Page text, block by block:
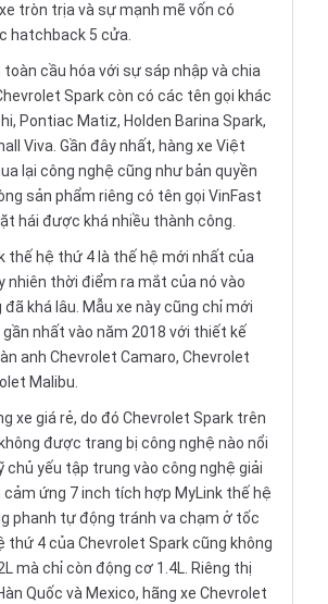
tròn trịa và sự mạnh mẽ vốn có
hatchback 5 cửa.
cầu hóa với sự sáp nhập và chia
Spark còn có các tên gọi khác
Pontiac Matiz, Holden Barina Spark,
Viva. Gần đây nhất, hàng xe Việt
lại công nghệ cũng như bản quyền
sản phẩm riêng có tên gọi VinFast
hái được khá nhiều thành công.
thế hệ thứ 4 là thế hệ mới nhất của
nhiên thời điểm ra mắt của nó vào
khá lâu. Mẫu xe này cũng chỉ mới
nhất vào năm 2018 với thiết kế
anh Chevrolet Camaro, Chevrolet
Malibu.
xe giá rẻ, do đó Chevrolet Spark trên
được trang bị công nghệ nào nổi
chủ yếu tập trung vào công nghệ giải
cảm ứng 7 inch tích hợp MyLink thế hệ
phanh tự động tránh va chạm ở tốc
thứ 4 của Chevrolet Spark cũng không
mà chỉ còn động cơ 1.4L. Riêng thị
Quốc và Mexico, hãng xe Chevrolet